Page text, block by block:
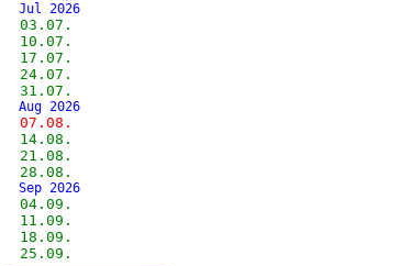
Jul 2026
03.07.
10.07.
17.07.
24.07.
31.07.
Aug 2026
07.08.
14.08.
21.08.
28.08.
Sep 2026
04.09.
11.09.
18.09.
25.09.